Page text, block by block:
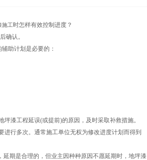
施工时怎样有效控制进度？
确认。
助计划是必要的：
漆工程延误(或提前)的原因，及时采取补救措施。
进行多次。通常施工单位无权为修改进度计划而得到
期是合理的，但业主因种种原因不愿延期时，地坪漆